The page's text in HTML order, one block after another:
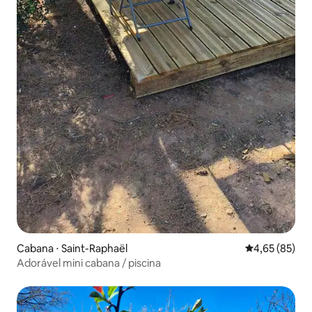
Cabana ⋅ Saint-Raphaël 4,65 de uma
4,65 (85)
Adorável mini cabana / piscina